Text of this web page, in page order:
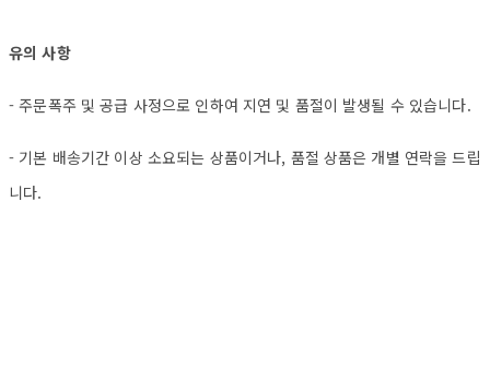
유의 사항
- 주문폭주 및 공급 사정으로 인하여 지연 및 품절이 발생될 수 있습니다.
- 기본 배송기간 이상 소요되는 상품이거나, 품절 상품은 개별 연락을 드립
니다.